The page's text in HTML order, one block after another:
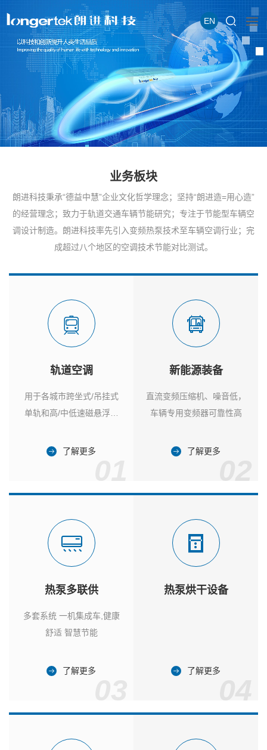
EN
业务板块
朗进科技秉承“德益中慧”企业文化哲学理念；坚持“朗进造=用心造”
的经营理念；致力于轨道交通车辆节能研究；专注于节能型车辆空
调设计制造。朗进科技率先引入变频热泵技术至车辆空调行业；完
成超过八个地区的空调技术节能对比测试。
轨道空调
用于各城市跨坐式/吊挂式
单轨和高/中低速磁悬浮列
了解更多
新能源装备
直流变频压缩机、噪音低，
车辆专用变频器可靠性高
了解更多
热泵多联供
多套系统 一机集成车,健康
舒适 智慧节能
了解更多
热泵烘干设备
了解更多